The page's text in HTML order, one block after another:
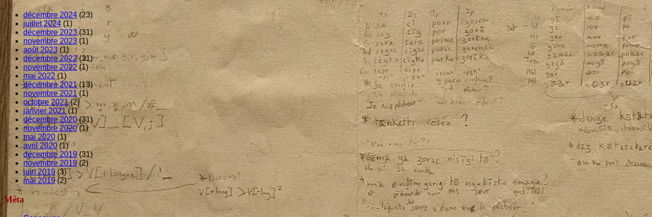
décembre 2024 (23)
juillet 2024 (1)
décembre 2023(31)
novembre 2023(1)
août 2023 (1)
décembre 2022(31)
novembre 2022 (1)
mai 2022 (1)
décembre 2021(13)
novembre 2021 (1)
octobre 2021(2)
janvier 2021 (1)
décembre 2020(31)
novembre 2020(1)
mai 2020 (1)
avril 2020(1)
décembre 2019 (31)
novembre 2019(2)
juin 2019 (3)
mai 2019(2)
Méta